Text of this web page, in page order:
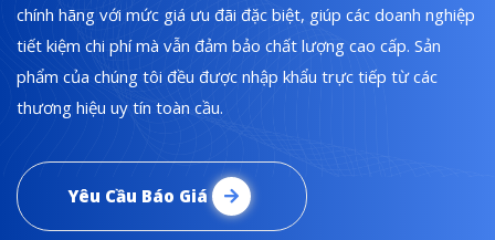
chính hãng với mức giá ưu đãi đặc biệt, giúp các doanh nghiệp
tiết kiệm chi phí mà vẫn đảm bảo chất lượng cao cấp. Sản
phẩm của chúng tôi đều được nhập khẩu trực tiếp từ các
thương hiệu uy tín toàn cầu.
Yêu Cầu Báo Giá